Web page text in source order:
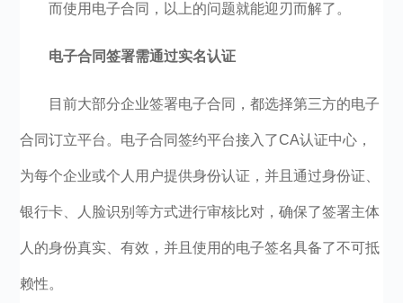
而使用电子合同，以上的问题就能迎刃而解了。
电子合同签署需通过实名认证
目前大部分企业签署电子合同，都选择第三方的电子
合同订立平台。电子合同签约平台接入了CA认证中心，
为每个企业或个人用户提供身份认证，并且通过身份证、
银行卡、人脸识别等方式进行审核比对，确保了签署主体
人的身份真实、有效，并且使用的电子签名具备了不可抵
赖性。